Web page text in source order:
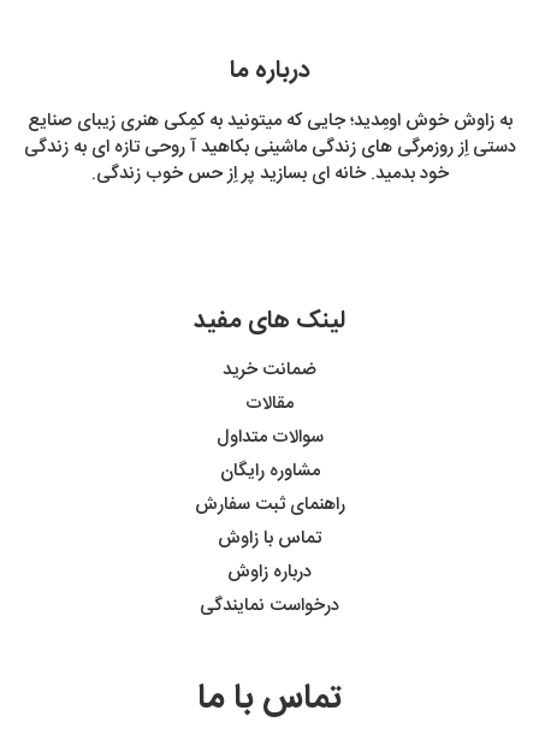
درباره ما
به زاوش خوش اومِدید؛ جایی که میتونید به کمِکی هنری زیبای صنایع
دستی اِز روزمرگی های زندگی ماشینی بکاهید آ روحی تازه ای به زندگی
خود بدمید. خانه ای بسازید پر اِز حس خوب زندگی.
لینک های مفید
ضمانت خرید
مقالات
سوالات متداول
مشاوره رایگان
راهنمای ثبت سفارش
تماس با زاوش
درباره زاوش
درخواست نمایندگی
تماس با ما